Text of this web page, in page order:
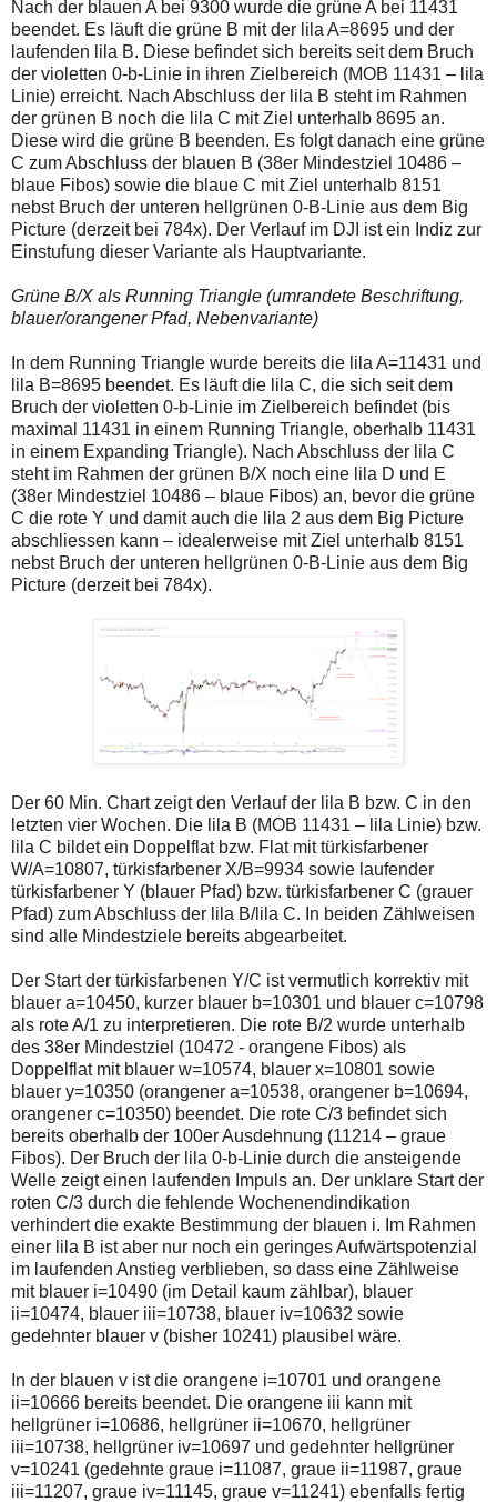
per
Mail
robbys-
elliottwellen@online.de.
Bis
zur
Lösung
des
Problems
sind
die
Post
auch
auf
der
wallstreet-
online.de
Nach der blauen A bei 9300 wurde die grüne A bei 11431
beendet. Es läuft die grüne B mit der lila A=8695 und der
laufenden lila B. Diese befindet sich bereits seit dem Bruch
der violetten 0-b-Linie in ihren Zielbereich (MOB 11431 – lila
Linie) erreicht. Nach Abschluss der lila B steht im Rahmen
der grünen B noch die lila C mit Ziel unterhalb 8695 an.
Diese wird die grüne B beenden. Es folgt danach eine grüne
C zum Abschluss der blauen B (38er Mindestziel 10486 –
blaue Fibos) sowie die blaue C mit Ziel unterhalb 8151
nebst Bruch der unteren hellgrünen 0-B-Linie aus dem Big
Picture (derzeit bei 784x). Der Verlauf im DJI ist ein Indiz zur
Einstufung dieser Variante als Hauptvariante.
Grüne B/X als Running Triangle (umrandete Beschriftung,
blauer/orangener Pfad, Nebenvariante)
In dem Running Triangle wurde bereits die lila A=11431 und
lila B=8695 beendet. Es läuft die lila C, die sich seit dem
Bruch der violetten 0-b-Linie im Zielbereich befindet (bis
maximal 11431 in einem Running Triangle, oberhalb 11431
in einem Expanding Triangle). Nach Abschluss der lila C
steht im Rahmen der grünen B/X noch eine lila D und E
(38er Mindestziel 10486 – blaue Fibos) an, bevor die grüne
C die rote Y und damit auch die lila 2 aus dem Big Picture
abschliessen kann – idealerweise mit Ziel unterhalb 8151
nebst Bruch der unteren hellgrünen 0-B-Linie aus dem Big
Picture (derzeit bei 784x).
Der 60 Min. Chart zeigt den Verlauf der lila B bzw. C in den
letzten vier Wochen. Die lila B (MOB 11431 – lila Linie) bzw.
lila C bildet ein Doppelflat bzw. Flat mit türkisfarbener
W/A=10807, türkisfarbener X/B=9934 sowie laufender
türkisfarbener Y (blauer Pfad) bzw. türkisfarbener C (grauer
Pfad) zum Abschluss der lila B/lila C. In beiden Zählweisen
sind alle Mindestziele bereits abgearbeitet.
Der Start der türkisfarbenen Y/C ist vermutlich korrektiv mit
blauer a=10450, kurzer blauer b=10301 und blauer c=10798
als rote A/1 zu interpretieren. Die rote B/2 wurde unterhalb
des 38er Mindestziel (10472 - orangene Fibos) als
Doppelflat mit blauer w=10574, blauer x=10801 sowie
blauer y=10350 (orangener a=10538, orangener b=10694,
orangener c=10350) beendet. Die rote C/3 befindet sich
bereits oberhalb der 100er Ausdehnung (11214 – graue
Fibos). Der Bruch der lila 0-b-Linie durch die ansteigende
Welle zeigt einen laufenden Impuls an. Der unklare Start der
roten C/3 durch die fehlende Wochenendindikation
verhindert die exakte Bestimmung der blauen i. Im Rahmen
einer lila B ist aber nur noch ein geringes Aufwärtspotenzial
im laufenden Anstieg verblieben, so dass eine Zählweise
mit blauer i=10490 (im Detail kaum zählbar), blauer
ii=10474, blauer iii=10738, blauer iv=10632 sowie
gedehnter blauer v (bisher 10241) plausibel wäre.
In der blauen v ist die orangene i=10701 und orangene
ii=10666 bereits beendet. Die orangene iii kann mit
hellgrüner i=10686, hellgrüner ii=10670, hellgrüner
iii=10738, hellgrüner iv=10697 und gedehnter hellgrüner
v=10241 (gedehnte graue i=11087, graue ii=11987, graue
iii=11207, graue iv=11145, graue v=11241) ebenfalls fertig